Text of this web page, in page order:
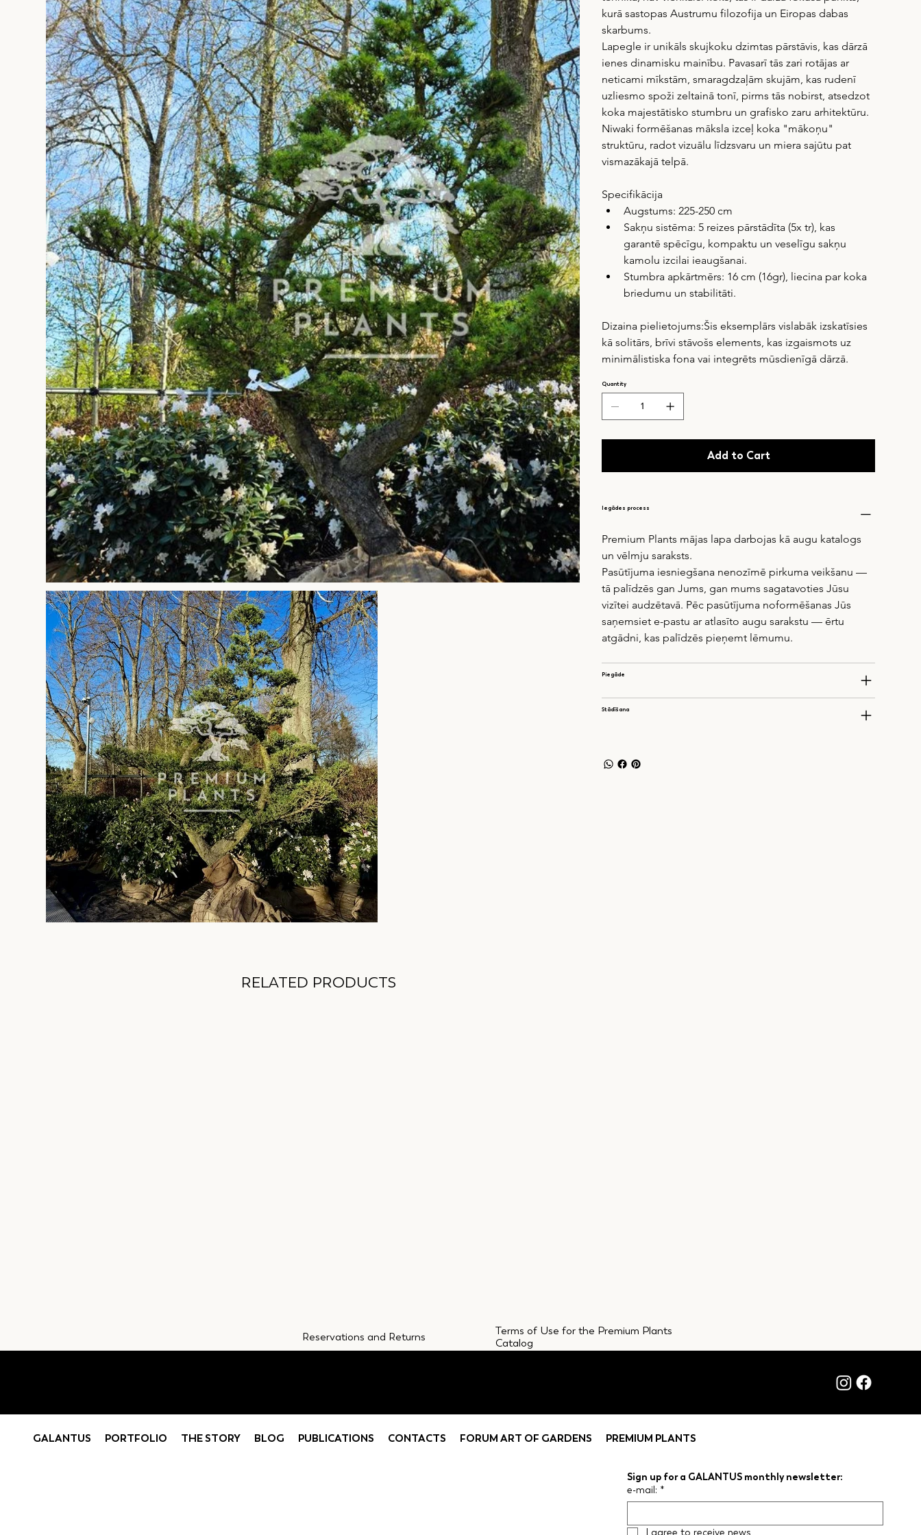
kurā sastopas Austrumu filozofija un Eiropas dabas
skarbums.
Lapegle ir unikāls skujkoku dzimtas pārstāvis, kas dārzā
ienes dinamisku mainību. Pavasarī tās zari rotājas ar
neticami mīkstām, smaragdzaļām skujām, kas rudenī
uzliesmo spoži zeltainā tonī, pirms tās nobirst, atsedzot
koka majestātisko stumbru un grafisko zaru arhitektūru.
Niwaki formēšanas māksla izceļ koka "mākoņu"
struktūru, radot vizuālu līdzsvaru un miera sajūtu pat
vismazākajā telpā.
Specifikācija
Augstums: 225-250 cm
Sakņu sistēma: 5 reizes pārstādīta (5x tr), kas
garantē spēcīgu, kompaktu un veselīgu sakņu
kamolu izcilai ieaugšanai.
Stumbra apkārtmērs: 16 cm (16gr), liecina par koka
briedumu un stabilitāti.
Dizaina pielietojums:Šis eksemplārs vislabāk izskatīsies
kā solitārs, brīvi stāvošs elements, kas izgaismots uz
minimālistiska fona vai integrēts mūsdienīgā dārzā.
Quantity
Add to Cart
Iegādes process
Premium Plants mājas lapa darbojas kā augu katalogs
un vēlmju saraksts.
Pasūtījuma iesniegšana nenozīmē pirkuma veikšanu —
tā palīdzēs gan Jums, gan mums sagatavoties Jūsu
vizītei audzētavā. Pēc pasūtījuma noformēšanas Jūs
saņemsiet e-pastu ar atlasīto augu sarakstu — ērtu
atgādni, kas palīdzēs pieņemt lēmumu.
Piegāde
Stādīšana
RELATED PRODUCTS
Reservations and Returns
Terms of Use for the Premium Plants
Catalog
GALANTUS PORTFOLIO THE STORY BLOG PUBLICATIONS CONTACTS FORUM ART OF GARDENS PREMIUM PLANTS
Sign up for a GALANTUS monthly newsletter:
e-mail: *